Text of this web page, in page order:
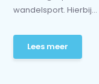
wandelsport. Hierbij...
Lees meer